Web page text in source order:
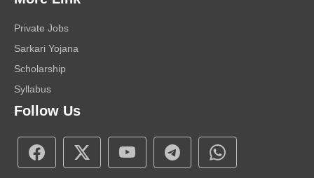
Private Jobs
Sarkari Yojana
Scholarship
Syllabus
Follow Us